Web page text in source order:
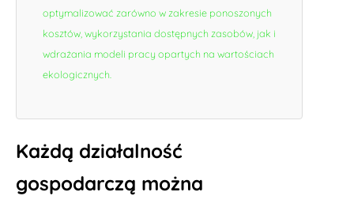
optymalizować zarówno w zakresie ponoszonych
kosztów, wykorzystania dostępnych zasobów, jak i
wdrażania modeli pracy opartych na wartościach
ekologicznych.
Każdą działalność
gospodarczą można